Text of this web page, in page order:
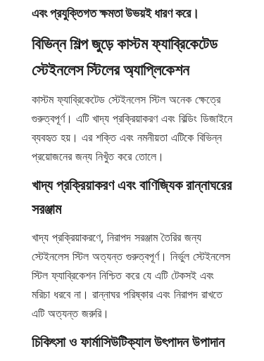
এবং প্রযুক্তিগত ক্ষমতা উভয়ই ধারণ করে।
বিভিন্ন শিল্প জুড়ে কাস্টম ফ্যাব্রিকেটেড
স্টেইনলেস স্টিলের অ্যাপ্লিকেশন
কাস্টম ফ্যাব্রিকেটেড স্টেইনলেস স্টিল অনেক ক্ষেত্রে
গুরুত্বপূর্ণ। এটি খাদ্য প্রক্রিয়াকরণ এবং বিল্ডিং ডিজাইনে
ব্যবহৃত হয়। এর শক্তি এবং নমনীয়তা এটিকে বিভিন্ন
প্রয়োজনের জন্য নিখুঁত করে তোলে।
খাদ্য প্রক্রিয়াকরণ এবং বাণিজ্যিক রান্নাঘরের
সরঞ্জাম
খাদ্য প্রক্রিয়াকরণে, নিরাপদ সরঞ্জাম তৈরির জন্য
স্টেইনলেস স্টিল অত্যন্ত গুরুত্বপূর্ণ। নির্ভুল স্টেইনলেস
স্টিল ফ্যাব্রিকেশন নিশ্চিত করে যে এটি টেকসই এবং
মরিচা ধরবে না। রান্নাঘর পরিষ্কার এবং নিরাপদ রাখতে
এটি অত্যন্ত জরুরি।
চিকিৎসা ও ফার্মাসিউটিক্যাল উৎপাদন উপাদান